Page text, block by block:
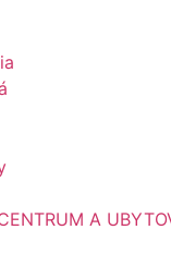
A